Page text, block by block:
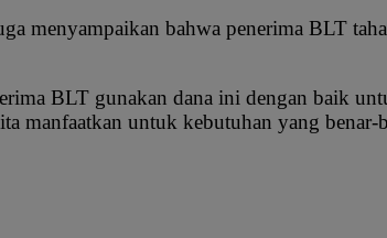
menyampaikan bahwa penerima BLT
BLT gunakan dana ini dengan baik
manfaatkan untuk kebutuhan yang benar-